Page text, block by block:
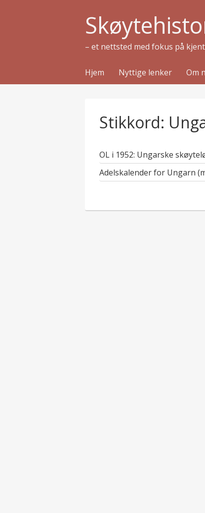
– et nettsted med fokus på
Hjem Nyttige lenker Om
Stikkord:
OL i 1952: Ungarske
Adelskalender for Ungarn